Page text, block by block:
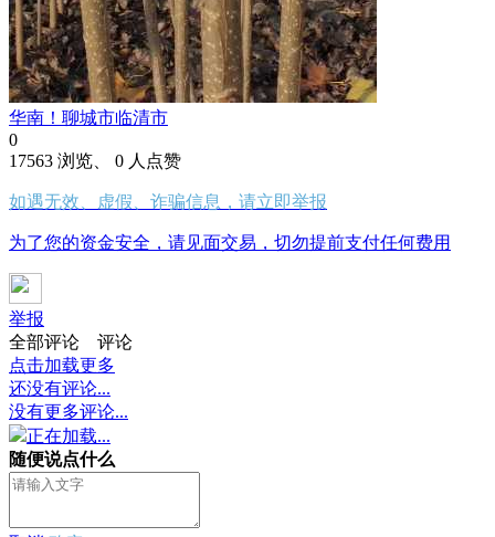
华南！聊城市临清市
0
17563 浏览、 0 人点赞
如遇无效、虚假、诈骗信息，请立即举报
为了您的资金安全，请见面交易，切勿提前支付任何费用
举报
全部评论
评论
点击加载更多
还没有评论...
没有更多评论...
正在加载...
随便说点什么